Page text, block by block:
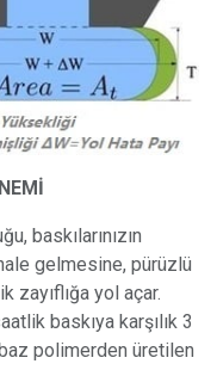
baskılarınızın
gelmesine, pürüzlü
zayıflığa yol açar.
baskıya karşılık 3
polimerden üretilen